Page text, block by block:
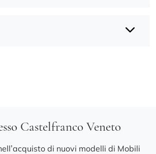
Castelfranco Veneto
di nuovi modelli di Mobili